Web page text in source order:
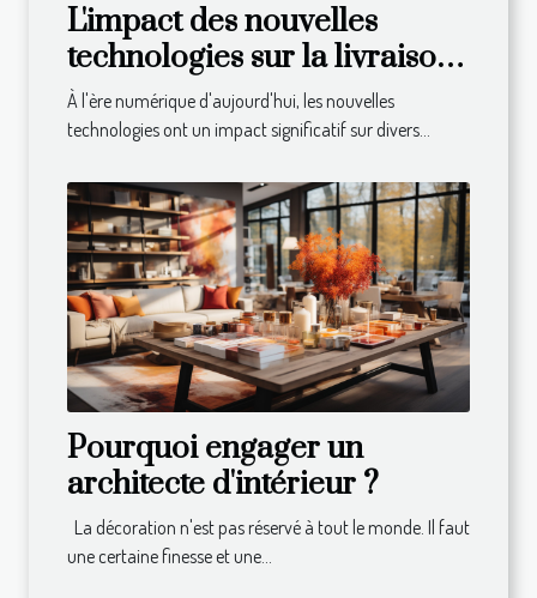
L'impact des nouvelles
technologies sur la livraison
de repas à domicile
À l'ère numérique d'aujourd'hui, les nouvelles
technologies ont un impact significatif sur divers...
Pourquoi engager un
architecte d'intérieur ?
La décoration n'est pas réservé à tout le monde. Il faut
une certaine finesse et une...